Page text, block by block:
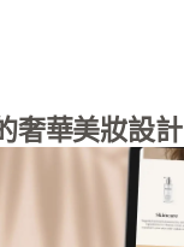
奢華美妝設計